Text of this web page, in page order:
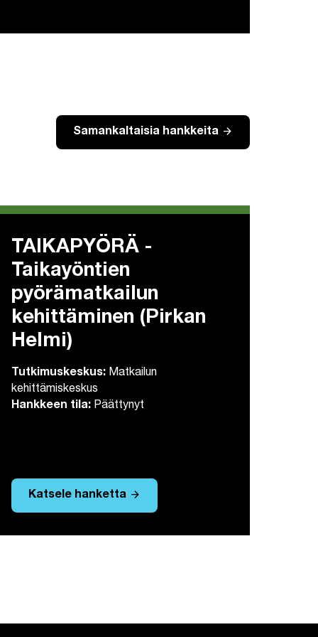
Samankaltaisia hankkeita arrow_forward
TAIKAPYÖRÄ -
Taikayöntien
pyörämatkailun
kehittäminen (Pirkan
Helmi)
Tutkimuskeskus: Matkailun
kehittämiskeskus
Hankkeen tila: Päättynyt
Katsele hanketta arrow_forward